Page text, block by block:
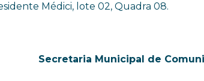
Médici, lote 02, Quadra 08.
Secretaria Municipal de